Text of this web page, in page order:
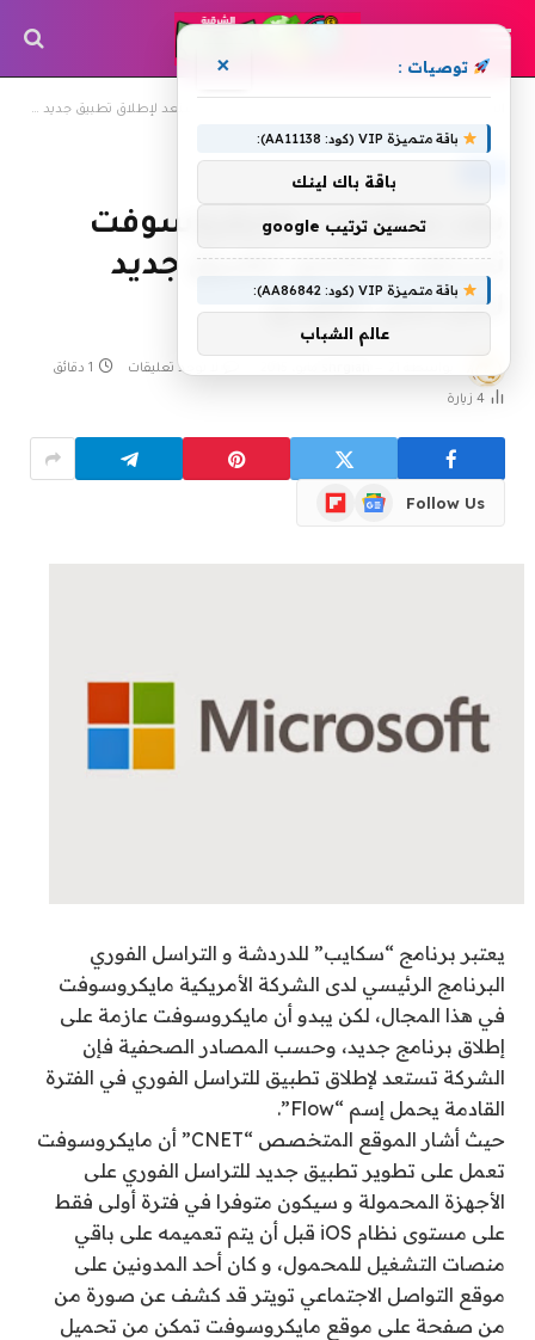
بعد سكايب .. مايكروسوفت تستعد لإطلاق تطبيق جديد للتراسل الفوري
بعد سكايب .. مايكروسوفت
تستعد لإطلاق تطبيق جديد
للتراسل الفوري
لا توجد تعليقات 1 دقائق
4 زيارة
Follow Us
Google
News
Flipboard
يعتبر برنامج “سكايب” للدردشة و التراسل الفوري
البرنامج الرئيسي لدى الشركة الأمريكية مايكروسوفت
في هذا المجال، لكن يبدو أن مايكروسوفت عازمة على
إطلاق برنامج جديد، وحسب المصادر الصحفية فإن
الشركة تستعد لإطلاق تطبيق للتراسل الفوري في الفترة
القادمة يحمل إسم “Flow”.
حيث أشار الموقع المتخصص “CNET” أن مايكروسوفت
تعمل على تطوير تطبيق جديد للتراسل الفوري على
الأجهزة المحمولة و سيكون متوفرا في فترة أولى فقط
على مستوى نظام iOS قبل أن يتم تعميمه على باقي
منصات التشغيل للمحمول، و كان أحد المدونين على
موقع التواصل الاجتماعي تويتر قد كشف عن صورة من
من صفحة على موقع مايكروسوفت تمكن من تحميل
توصيات : ×
باقة متميزة VIP (كود: AA11138):
باقة باك لينك
تحسين ترتيب google
باقة متميزة VIP (كود: AA86842):
عالم الشباب